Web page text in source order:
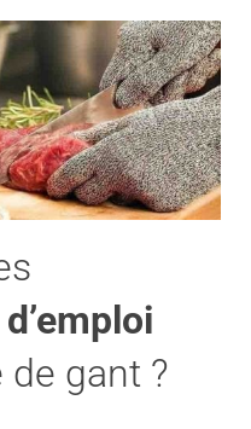
gant ?